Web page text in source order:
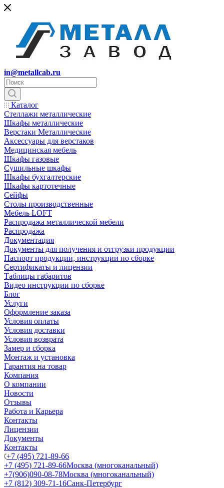
in@metallcab.ru
Каталог
Стеллажи металлические
Шкафы металлические
Верстаки Металлические
Аксессуары для верстаков
Медицинская мебель
Шкафы газовые
Сушильные шкафы
Шкафы бухгалтерские
Шкафы картотечные
Сейфы
Столы производственные
Мебель LOFT
Распродажа металлической мебели
Распродажа
Документация
Документы для получения и отгрузки продукции
Паспорт продукции, инструкции по сборке
Сертификаты и лицензии
Таблицы габаритов
Видео инструкции по сборке
Блог
Услуги
Оформление заказа
Условия оплаты
Условия доставки
Условия возврата
Замер и сборка
Монтаж и установка
Гарантия на товар
Компания
О компании
Новости
Отзывы
Работа и Карьера
Контакты
Лицензии
Документы
Контакты
+7 (495) 721-89-66
+7 (495) 721-89-66Москва (многоканальный)
+7(906)090-08-78Москва (многоканальный)
+7 (812) 309-71-16Санк-Петербург